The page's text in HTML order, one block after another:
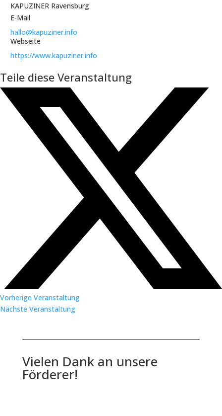
KAPUZINER Ravensburg
E-Mail
hallo@kapuziner.info
Webseite
https://www.kapuziner.info
Teile diese Veranstaltung
Vorherige Veranstaltung
Nächste Veranstaltung
Vielen Dank an unsere
Förderer!